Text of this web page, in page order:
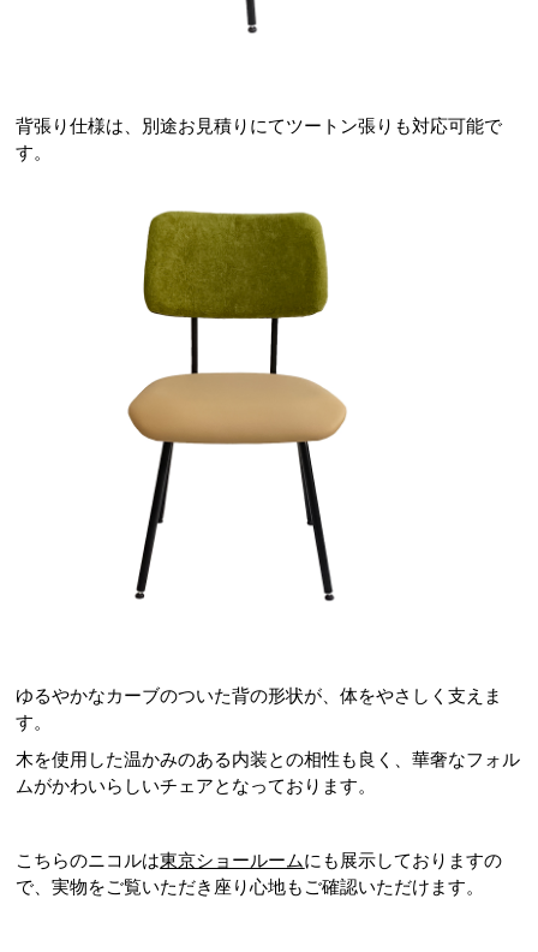
背張り仕様は、別途お見積りにてツートン張りも対応可能で
す。
ゆるやかなカーブのついた背の形状が、体をやさしく支えま
す。
木を使用した温かみのある内装との相性も良く、華奢なフォル
ムがかわいらしいチェアとなっております。
こちらのニコルは東京ショールームにも展示しておりますの
で、実物をご覧いただき座り心地もご確認いただけます。